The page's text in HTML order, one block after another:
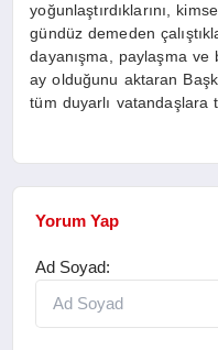
yoğunlaştırdıklarını,
gündüz demeden
dayanışma, paylaşma ve
ay olduğunu aktaran
tüm duyarlı vatandaşlara
Yorum Yap
Ad Soyad: